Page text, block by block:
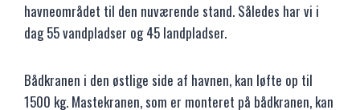
havneområdet til den nuværende stand. Således har vi i
dag 55 vandpladser og 45 landpladser.
Bådkranen i den østlige side af havnen, kan løfte op til
1500 kg. Mastekranen, som er monteret på bådkranen, kan